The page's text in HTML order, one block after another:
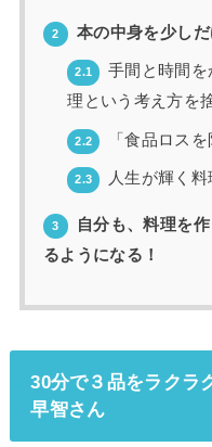
2 本の中身を少し
2.1
手間と時間
理という考え方を
2.2 「食品ロス
2.3 人生が輝く
3
自分も、料理を
るようになる！
30分で３品をラクラ
早智さん